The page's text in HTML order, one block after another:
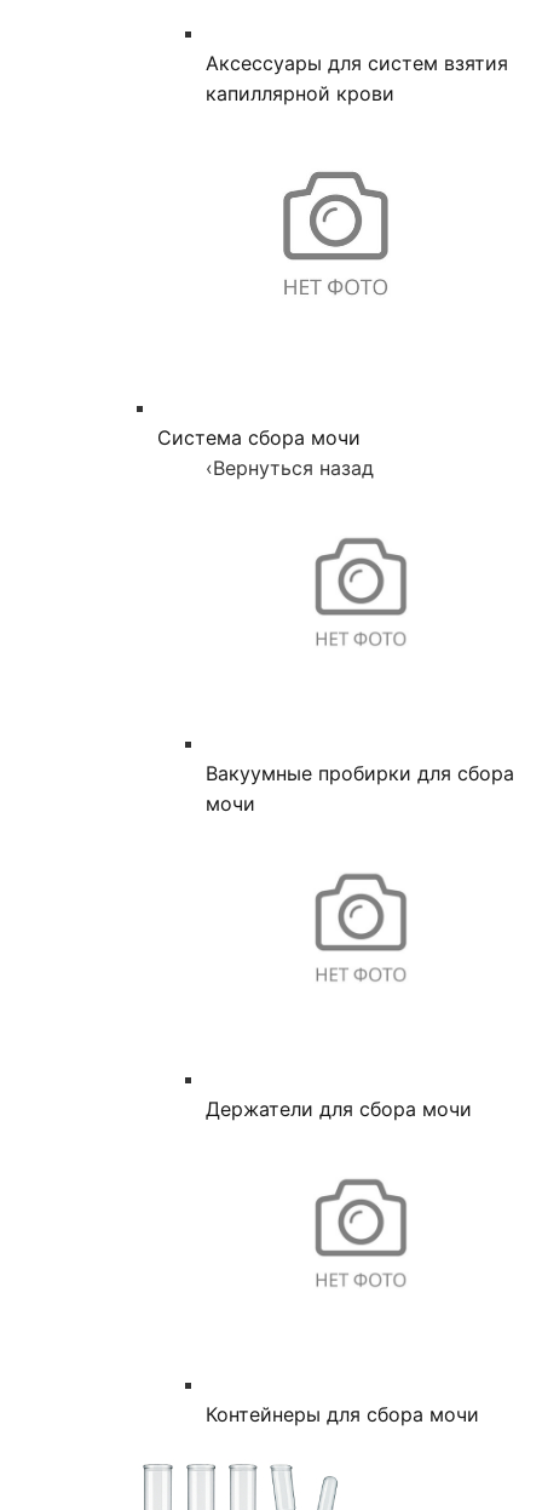
Аксессуары для систем взятия
капиллярной крови
Система сбора мочи
‹Вернуться назад
Вакуумные пробирки для сбора
мочи
Держатели для сбора мочи
Контейнеры для сбора мочи